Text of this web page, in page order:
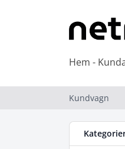
Hem -
Kundvagn